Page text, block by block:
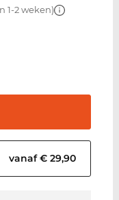
1-2 weken)
vanaf € 29,90